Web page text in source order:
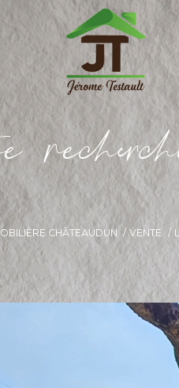
e recec
CHÂTEAUDUN VENTE